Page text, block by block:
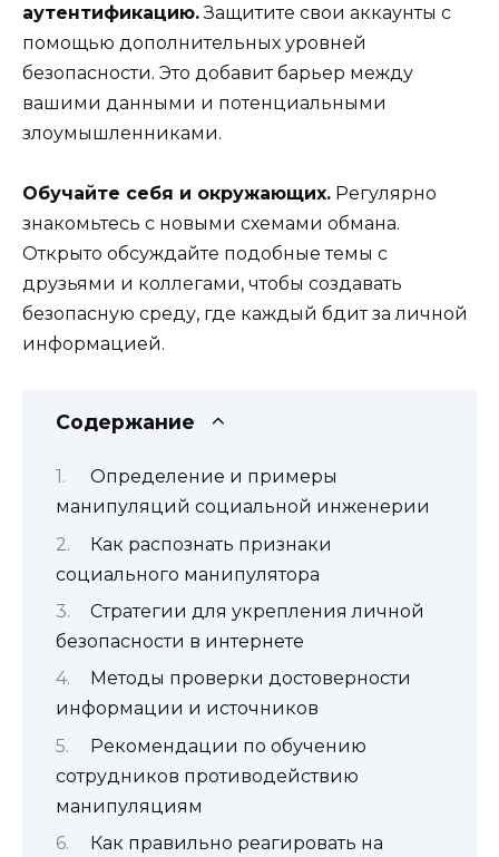
аутентификацию.Защитите свои аккаунты с
помощью дополнительных уровней
безопасности. Это добавит барьер между
вашими данными и потенциальными
злоумышленниками.
Обучайте себя и окружающих. Регулярно
знакомьтесь с новыми схемами обмана.
Открыто обсуждайте подобные темы с
друзьями и коллегами, чтобы создавать
безопасную среду, где каждый бдит за личной
информацией.
Содержание
Определение и примеры
манипуляций социальной инженерии
Как распознать признаки
социального манипулятора
Стратегии для укрепления личной
безопасности в интернете
Методы проверки достоверности
информации и источников
Рекомендации по обучению
сотрудников противодействию
манипуляциям
Как правильно реагировать на